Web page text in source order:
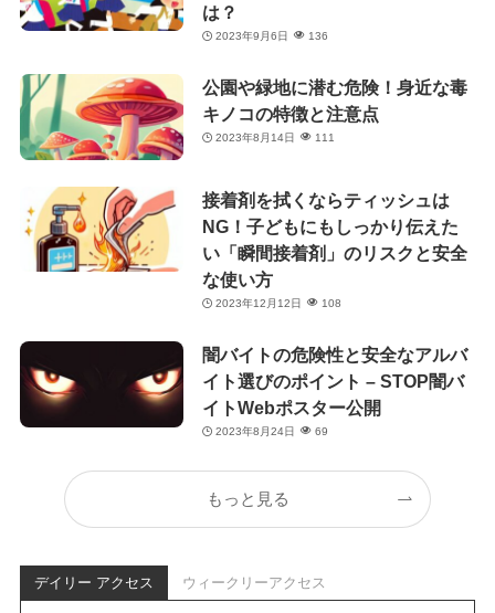
は？
2023年9月6日 136
公園や緑地に潜む危険！身近な毒
キノコの特徴と注意点
2023年8月14日 111
接着剤を拭くならティッシュは
NG！子どもにもしっかり伝えた
い「瞬間接着剤」のリスクと安全
な使い方
2023年12月12日 108
闇バイトの危険性と安全なアルバ
イト選びのポイント – STOP闇バ
イトWebポスター公開
2023年8月24日 69
もっと見る
デイリー アクセス ウィークリーアクセス